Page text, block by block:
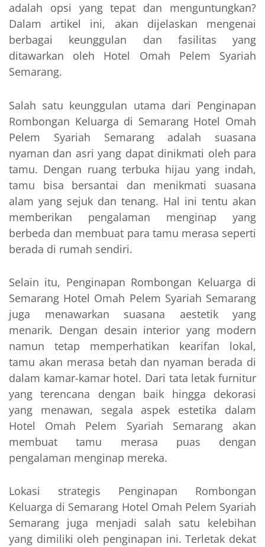
adalah opsi yang tepat dan menguntungkan?
Dalam artikel ini, akan dijelaskan mengenai
berbagai keunggulan dan fasilitas yang
ditawarkan oleh Hotel Omah Pelem Syariah
Semarang.
Salah satu keunggulan utama dari Penginapan
Rombongan Keluarga di Semarang Hotel Omah
Pelem Syariah Semarang adalah suasana
nyaman dan asri yang dapat dinikmati oleh para
tamu. Dengan ruang terbuka hijau yang indah,
tamu bisa bersantai dan menikmati suasana
alam yang sejuk dan tenang. Hal ini tentu akan
memberikan pengalaman menginap yang
berbeda dan membuat para tamu merasa seperti
berada di rumah sendiri.
Selain itu, Penginapan Rombongan Keluarga di
Semarang Hotel Omah Pelem Syariah Semarang
juga menawarkan suasana aestetik yang
menarik. Dengan desain interior yang modern
namun tetap memperhatikan kearifan lokal,
tamu akan merasa betah dan nyaman berada di
dalam kamar-kamar hotel. Dari tata letak furnitur
yang terencana dengan baik hingga dekorasi
yang menawan, segala aspek estetika dalam
Hotel Omah Pelem Syariah Semarang akan
membuat tamu merasa puas dengan
pengalaman menginap mereka.
Lokasi strategis Penginapan Rombongan
Keluarga di Semarang Hotel Omah Pelem Syariah
Semarang juga menjadi salah satu kelebihan
yang dimiliki oleh penginapan ini. Terletak dekat